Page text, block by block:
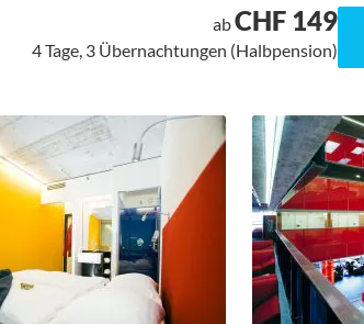
abCHF 149
4 Tage, 3 Übernachtungen (Halbpension)